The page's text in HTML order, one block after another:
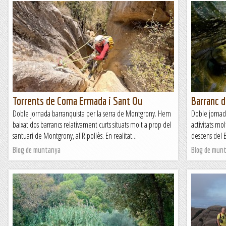
Torrents de Coma Ermada i Sant Ou
Doble jornada barranquista per la serra de Montgrony. Hem
baixat dos barrancs relativament curts situats molt a prop del
santuari de Montgrony, al Ripollès. En realitat...
Blog de muntanya
Barranc
Doble
activitats
descens del
Blog de